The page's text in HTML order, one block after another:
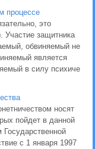
процессе
это
Участие защитника
обвиняемый не
является
в силу психиче
носят
пойдет в данной
с 1 января 1997